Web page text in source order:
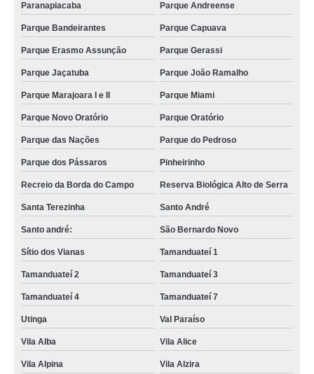
Paranapiacaba Parque Andreense
Parque Bandeirantes Parque Capuava
Parque Erasmo Assunção Parque Gerassi
Parque Jaçatuba Parque João Ramalho
Parque Marajoara I e II Parque Miami
Parque Novo Oratório Parque Oratório
Parque das Nações Parque do Pedroso
Parque dos Pássaros Pinheirinho
Recreio da Borda do Campo Reserva Biológica Alto de Serra
Santa Terezinha Santo André
Santo andré: São Bernardo Novo
Sítio dos Vianas Tamanduateí 1
Tamanduateí 2 Tamanduateí 3
Tamanduateí 4 Tamanduateí 7
Utinga Val Paraíso
Vila Alba Vila Alice
Vila Alpina Vila Alzira